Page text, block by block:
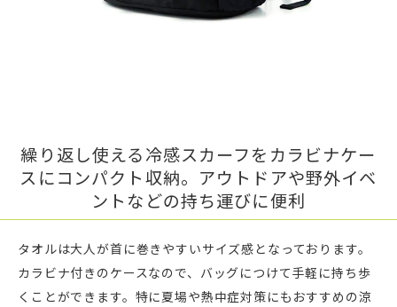
繰り返し使える冷感スカーフをカラビナケー
スにコンパクト収納。アウトドアや野外イベ
ントなどの持ち運びに便利
タオルは大人が首に巻きやすいサイズ感となっております。
カラビナ付きのケースなので、バッグにつけて手軽に持ち歩
くことができます。特に夏場や熱中症対策にもおすすめの涼